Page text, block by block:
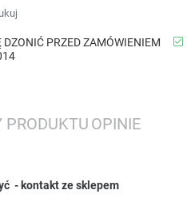
DZONIĆ PRZED ZAMÓWIENIEM
PRODUKTU OPINIE
- kontakt ze sklepem